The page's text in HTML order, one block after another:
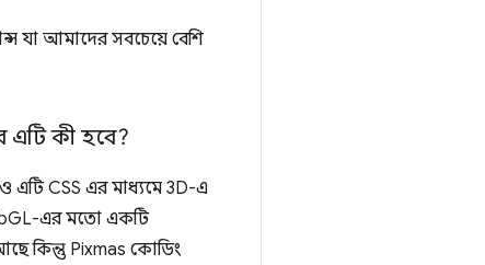
যা আমাদের সবচেয়ে বেশি
কী হবে?
এটি CSS এর মাধ্যমে 3D-এ
এর মতো একটি
কিন্তু Pixmas কোডিং